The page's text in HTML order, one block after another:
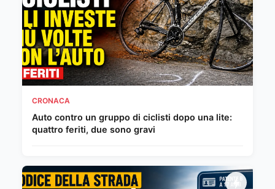
CRONACA
Auto contro un gruppo di ciclisti dopo una lite:
quattro feriti, due sono gravi